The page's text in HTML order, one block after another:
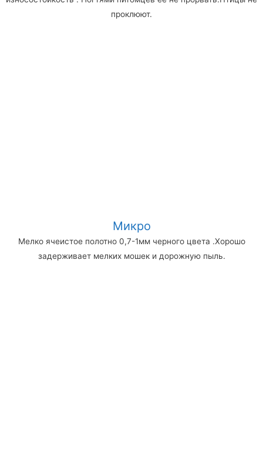
проклюют.
Микро
Мелко ячеистое полотно 0,7-1мм черного цвета .Хорошо
задерживает мелких мошек и дорожную пыль.